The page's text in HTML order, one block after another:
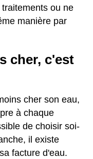
ou ne
manière par
cher, c'est
cher son eau,
à chaque
de choisir soi-
il existe
facture d'eau.